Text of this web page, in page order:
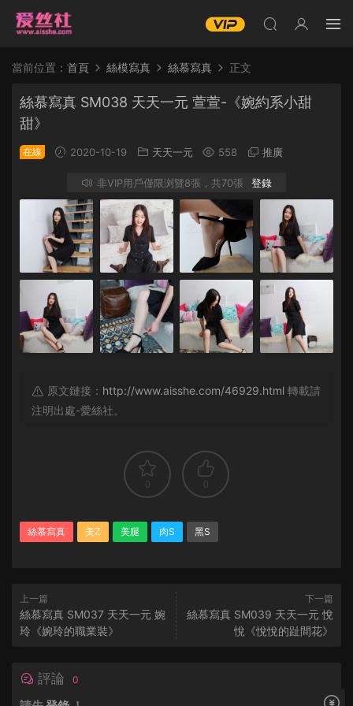
當前位置： 首頁 絲模寫真 絲慕寫真 正文
絲慕寫真 SM038 天天一元 萱萱-《婉約系小甜
甜》
在線 2020-10-19 天天一元 558 推廣
非VIP用戶僅限浏覽8張，共70張 登錄
原文鏈接： http://www.aisshe.com/46929.html 轉載請
注明出處-愛絲社。
0 0
絲慕寫真 美Z 美腿 肉S 黑S
上一篇
絲慕寫真 SM037 天天一元 婉
玲《婉玲的職業裝》
下一篇
絲慕寫真 SM039 天天一元 悅
悅《悅悅的趾間花》
評論 0